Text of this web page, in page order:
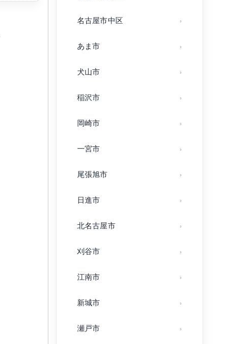
名古屋市中区
あま市
犬山市
稲沢市
岡崎市
一宮市
尾張旭市
日進市
北名古屋市
刈谷市
江南市
新城市
瀬戸市